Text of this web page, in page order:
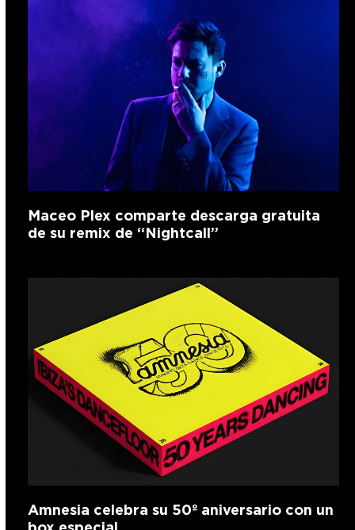
Maceo Plex comparte descarga gratuita
de su remix de “Nightcall”
Amnesia celebra su 50º aniversario con un